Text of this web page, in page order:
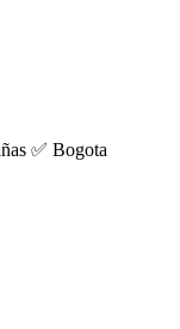
✅ Bogota